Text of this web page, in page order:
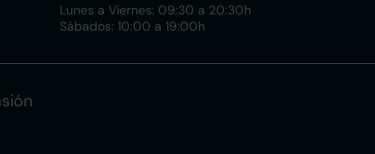
Lunes a Viernes: 09:30 a 20:30h
Sábados: 10:00 a 19:00h